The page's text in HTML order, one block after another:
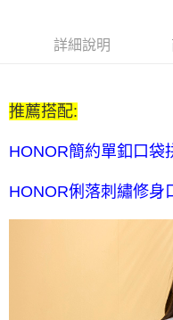
7-11取貨付款-訂單滿
7-11付款後取貨-訂單滿
$80 元物流費
宅配送到家-訂單滿 $2000
每筆NT$120，滿NT$2,000(
詳細說明
推薦搭配:
HONOR簡約單釦口袋
HONOR俐落刺繡修身